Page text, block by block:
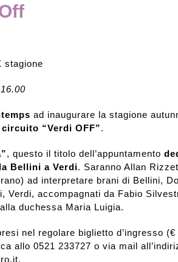
stagione
ad inaugurare la stagione
circuito “Verdi OFF”.
, questo il titolo dell’appuntamento
Bellini a Verdi. Saranno Allan
ad interpretare brani di Bellini,
Verdi, accompagnati da Fabio
duchessa Maria Luigia.
nel regolare biglietto d’ingresso
allo 0521 233727 o via mail